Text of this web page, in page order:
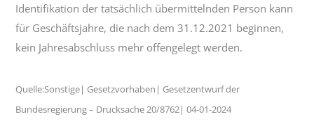
Identifikation der tatsächlich übermittelnden Person kann
für Geschäftsjahre, die nach dem 31.12.2021 beginnen,
kein Jahresabschluss mehr offengelegt werden.
Quelle:Sonstige| Gesetzvorhaben| Gesetzentwurf der
Bundesregierung – Drucksache 20/8762| 04-01-2024